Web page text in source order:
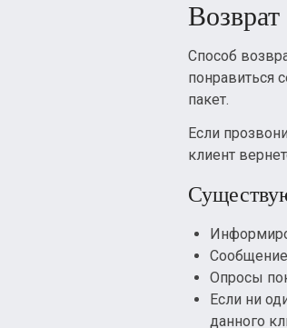
Способ
понравиться
пакет.
Если
клиент
Опросы
Если ни
данного